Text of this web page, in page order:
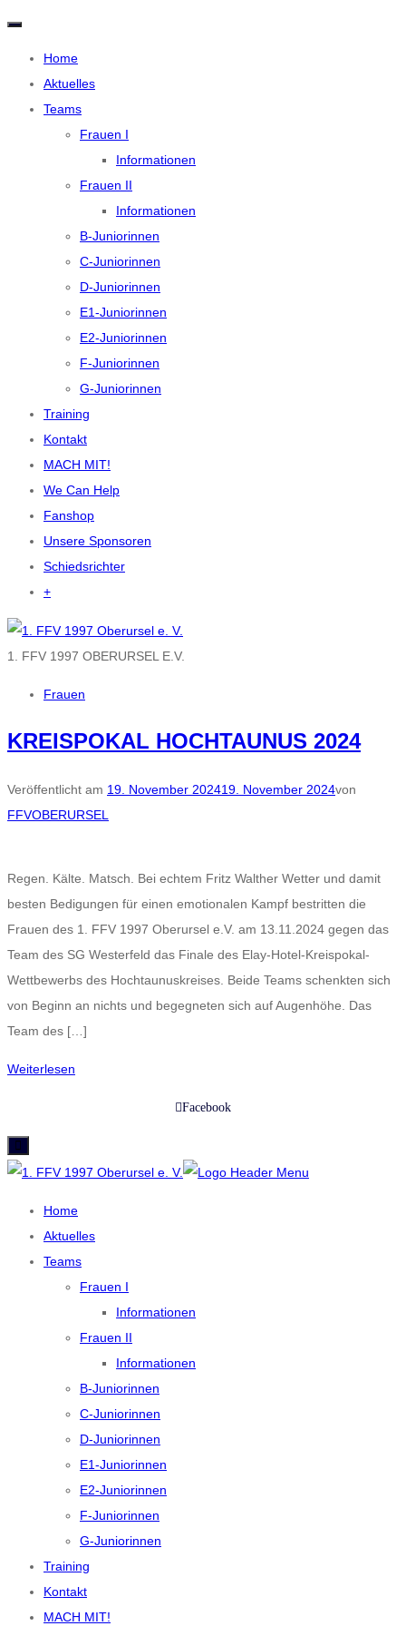
N
Home
Aktuelles
Teams
Frauen I
Informationen
Frauen II
Informationen
B-Juniorinnen
C-Juniorinnen
D-Juniorinnen
E1-Juniorinnen
E2-Juniorinnen
F-Juniorinnen
G-Juniorinnen
Training
Kontakt
MACH MIT!
We Can Help
Fanshop
Unsere Sponsoren
Schiedsrichter
+
1. FFV 1997 OBERURSEL E.V.
Frauen
KREISPOKAL HOCHTAUNUS 2024
Veröffentlicht am 19. November 202419. November 2024von
FFVOBERURSEL
Regen. Kälte. Matsch. Bei echtem Fritz Walther Wetter und damit
besten Bedigungen für einen emotionalen Kampf bestritten die
Frauen des 1. FFV 1997 Oberursel e.V. am 13.11.2024 gegen das
Team des SG Westerfeld das Finale des Elay-Hotel-Kreispokal-
Wettbewerbs des Hochtaunuskreises. Beide Teams schenkten sich
von Beginn an nichts und begegneten sich auf Augenhöhe. Das
Team des […]
Weiterlesen
Facebook
Home
Aktuelles
Teams
Frauen I
Informationen
Frauen II
Informationen
B-Juniorinnen
C-Juniorinnen
D-Juniorinnen
E1-Juniorinnen
E2-Juniorinnen
F-Juniorinnen
G-Juniorinnen
Training
Kontakt
MACH MIT!